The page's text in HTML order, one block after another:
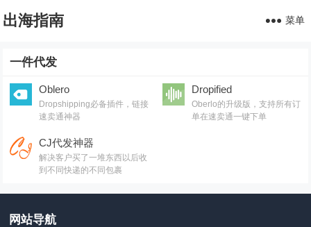
出海指南 菜单
一件代发
Oblero
Dropshipping必备插件，链接
速卖通神器
Dropified
Oberlo的升级版，支持所有订
单在速卖通一键下单
CJ代发神器
解决客户买了一堆东西以后收
到不同快递的不同包裹
网站导航